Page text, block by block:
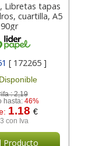
Libretas tapas
cuartilla, A5
90gr
[ 172265 ]
Disponible
:2,19
hasta: 46%
1.18€
con Iva
Producto